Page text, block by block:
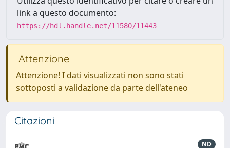
link a questo documento:
https://hdl.handle.net/11580/11443
Attenzione
Attenzione! I dati visualizzati non sono stati
sottoposti a validazione da parte dell'ateneo
Citazioni
ND